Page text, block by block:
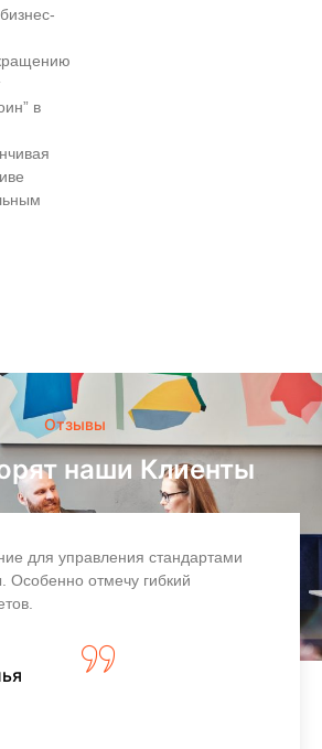
в
Отзывы
наши Клиенты
для управления стандартами
Особенно отмечу гибкий